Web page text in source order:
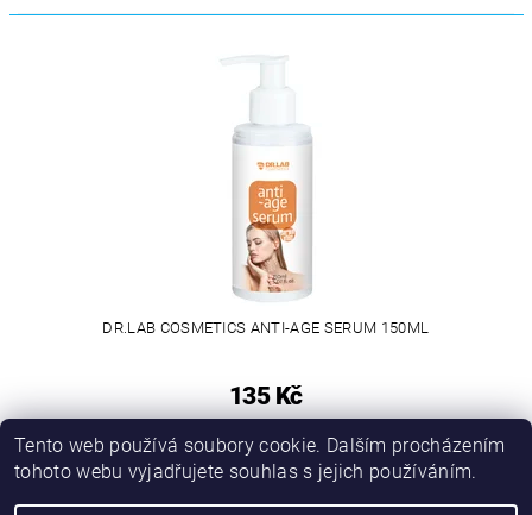
DR.LAB COSMETICS ANTI-AGE SERUM 150ML
135 Kč
Tento web používá soubory cookie. Dalším procházením
tohoto webu vyjadřujete souhlas s jejich používáním.